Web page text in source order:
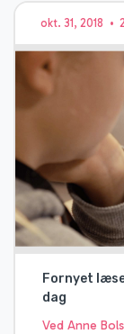
okt. 31, 2018 •
Fornyet
dag
Ved Anne